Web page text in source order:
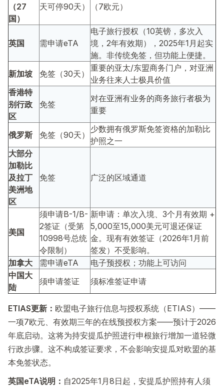
（27
国）
天可停90天）
（7欧元）
英国 需申请eTA
电子旅行授权（10英镑，多次入
境，2年有效期），2025年1月起实
施。非传统免签，但功能上便捷。
新加坡
免签（30天）
重要的亚太/东盟商务门户，对亚洲
业务往来人士极具价值
香港特
别行政
区
免签
对在亚洲有业务的商务旅行者极为
重要
俄罗斯 免签（90天）
少数拥有俄罗斯免签资格的加勒比
护照之一
大部分
加勒比
及拉丁
美洲地
区
免签 广泛的区域通道
美国
须申请B-1/B-
2签证（受第
10998号总统
令限制）
新申请：单次入境、3个月有效期 +
5,000至15,000美元可退还保证
金。现有有效签证（2026年1月前
签发）不受影响。
加拿大
需申请eTA
电子预授权；功能上可访问
中国大
陆
须申请签证 须标准签证申请
ETIAS更新： 欧盟电子旅行信息与授权系统（ETIAS）——
一项7欧元、有效期三年的在线预授权方案——预计于2026
年底启动。这将为持安提瓜护照进行申根旅行增加一道轻微
行政步骤。这不构成签证要求，不会影响安提瓜对欧盟的基
本免签状态。
英国eTA说明： 自2025年1月8日起，安提瓜护照持有人须